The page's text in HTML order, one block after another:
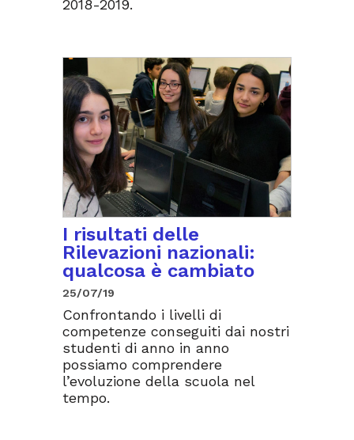
2018-2019.
I risultati delle
Rilevazioni nazionali:
qualcosa è cambiato
25/07/19
Confrontando i livelli di
competenze conseguiti dai nostri
studenti di anno in anno
possiamo comprendere
l’evoluzione della scuola nel
tempo.